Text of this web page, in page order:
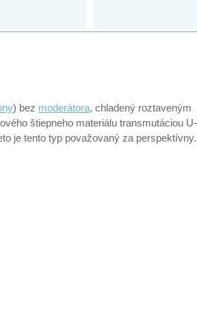
) bez moderátora, chladený roztaveným
štiepneho materiálu transmutáciou
je tento typ považovaný za